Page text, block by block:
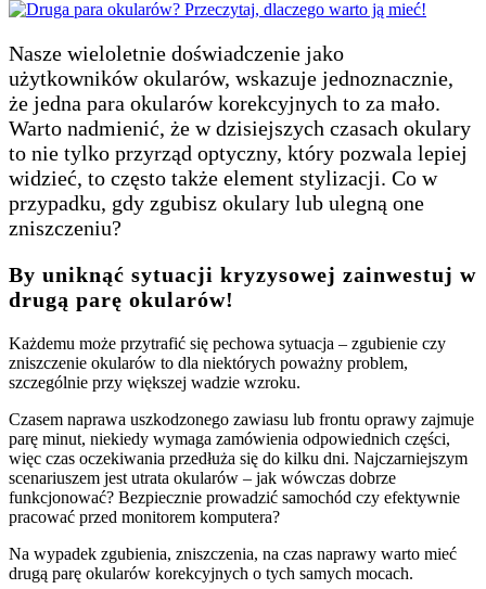
Nasze wieloletnie doświadczenie jako
użytkowników okularów, wskazuje jednoznacznie,
że jedna para okularów korekcyjnych to za mało.
Warto nadmienić, że w dzisiejszych czasach okulary
to nie tylko przyrząd optyczny, który pozwala lepiej
widzieć, to często także element stylizacji. Co w
przypadku, gdy zgubisz okulary lub ulegną one
zniszczeniu?
By uniknąć sytuacji kryzysowej zainwestuj w
drugą parę okularów!
Każdemu może przytrafić się pechowa sytuacja – zgubienie czy
zniszczenie okularów to dla niektórych poważny problem,
szczególnie przy większej wadzie wzroku.
Czasem naprawa uszkodzonego zawiasu lub frontu oprawy zajmuje
parę minut, niekiedy wymaga zamówienia odpowiednich części,
więc czas oczekiwania przedłuża się do kilku dni. Najczarniejszym
scenariuszem jest utrata okularów – jak wówczas dobrze
funkcjonować? Bezpiecznie prowadzić samochód czy efektywnie
pracować przed monitorem komputera?
Na wypadek zgubienia, zniszczenia, na czas naprawy warto mieć
drugą parę okularów korekcyjnych o tych samych mocach.